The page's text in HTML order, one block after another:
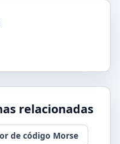
relacionadas
de código Morse